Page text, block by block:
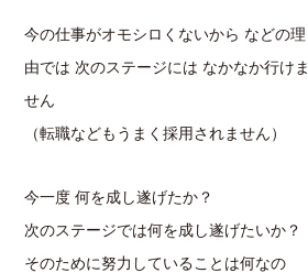
今の仕事がオモシロくないから などの理
由では 次のステージには なかなか行けま
せん
（転職などもうまく採用されません）
今一度 何を成し遂げたか？
次のステージでは何を成し遂げたいか？
そのために努力していることは何なの